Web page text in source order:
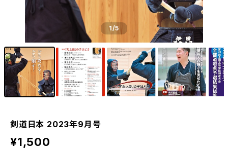
1/5
剣道日本 2023年9月号
¥1,500